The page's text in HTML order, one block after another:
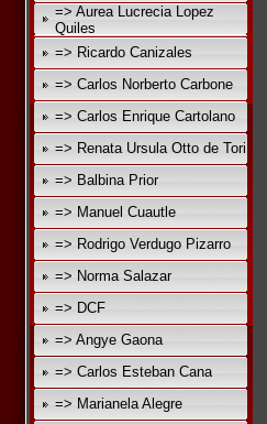
=> Aurea Lucrecia Lopez
Quiles
=> Ricardo Canizales
=> Carlos Norberto Carbone
=> Carlos Enrique Cartolano
=> Renata Ursula Otto de Tori
=> Balbina Prior
=> Manuel Cuautle
=> Rodrigo Verdugo Pizarro
=> Norma Salazar
=> DCF
=> Angye Gaona
=> Carlos Esteban Cana
=> Marianela Alegre